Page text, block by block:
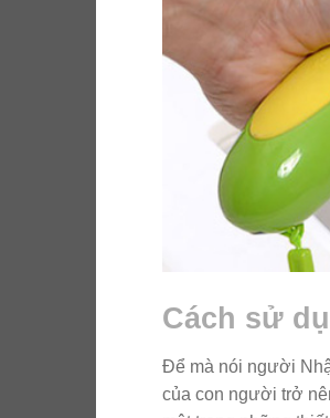
Cách sử
Để mà nói người
của con người trở